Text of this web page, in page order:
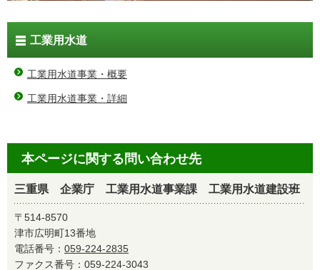
工業用水道
工業用水道事業・概要
工業用水道事業・詳細
本ページに関する問い合わせ先
三重県 企業庁 工業用水道事業課 工業用水道建設班
〒514-8570
津市広明町13番地
電話番号： 059-224-2835
ファクス番号：059-224-3043